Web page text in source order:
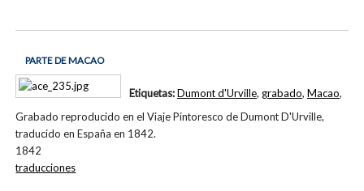
PARTE DE MACAO
Grabado reproducido en el Viaje Pintoresco de Dumont D'Urville,
traducido en España en 1842.
1842
Etiquetas:Dumont d'Urville, grabado, Macao,
traducciones